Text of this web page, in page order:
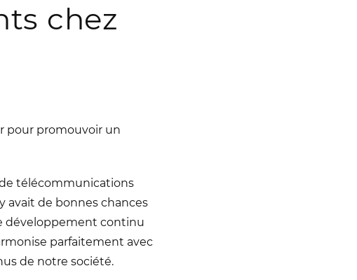
chez
pour promouvoir un
télécommunications
avait de bonnes chances
développement continu
parfaitement avec
de notre société.